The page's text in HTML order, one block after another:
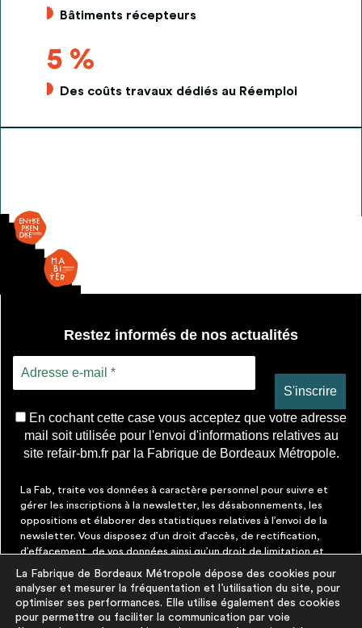
Bâtiments récepteurs
5 %
Des coûts travaux dédiés au Réemploi
Restez informés de nos actualités
En cochant cette case vous acceptez que votre adresse
mail soit utilisée pour l'envoi d'informations relatives au
site refair-bm.fr par la Fabrique de Bordeaux Métropole.
La Fab, traite vos données à caractère personnel pour suivre et
gérer les inscriptions à la newsletter, les désabonnements, les
oppositions et élaborer des statistiques relatives à l’envoi de la
newsletter. Vous disposez d’un droit d’accès, de rectification,
d’effacement, de vos données ainsi qu’un droit de limitation et
moment faire cesser ces communications en cliquant sur le lien de
désinscription figurant dans chaque message. Vous pouvez
exercer ces droits par courrier électronique à contact@lafab-
La Fabrique de Bordeaux Métropole dépose des cookies pour
analyser et mesurer la fréquentation et l’utilisation du site, pour
optimiser ses performances. Elle utilise également des cookies
pour permettre ou faciliter la communication par voie